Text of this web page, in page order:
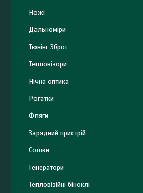
Ножі
Дальноміри
Тюнінг Зброї
Тепловізори
Нічна оптика
Рогатки
Фляги
Зарядний пристрій
Сошки
Генератори
Тепловізійні біноклі